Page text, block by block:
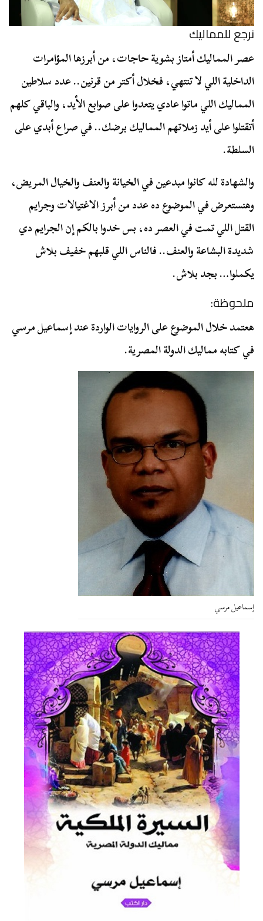
نرجع للمماليك
عصر المماليك أمتاز بشوية حاجات، من أبرزها المؤامرات
الداخلية اللي لا تنتهي، فخلال أكتر من قرنين.. عدد سلاطين
المماليك اللي ماتوا عادي يتعدوا على صوابع الأيد، والباقي كلهم
أتقتلوا على أيد زملاتهم المماليك برضك.. في صراع أبدي على
السلطة.
والشهادة لله كانوا مبدعين في الخيانة والعنف والخيال المريض،
وهنستعرض في الموضوع ده عدد من أبرز الاغتيالات وجرايم
القتل اللي تمت في العصر ده، بس خدوا بالكم إن الجرايم دي
شديدة البشاعة والعنف.. فالناس اللي قلبهم خفيف بلاش
يكملوا… بجد بلاش.
ملحوظة:
هعتمد خلال الموضوع على الروايات الواردة عند إسماعيل مرسي
في كتابه مماليك الدولة المصرية.
إسماعيل مرسي